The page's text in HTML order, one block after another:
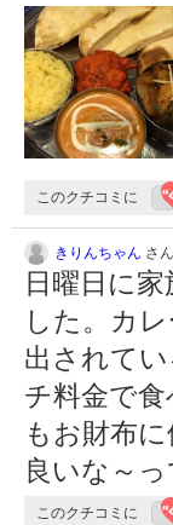
このクチコミに
きりんちゃん さ
日曜日に
した。カ
出されて
チ料金で
もお財布
良いな～
このクチコミに